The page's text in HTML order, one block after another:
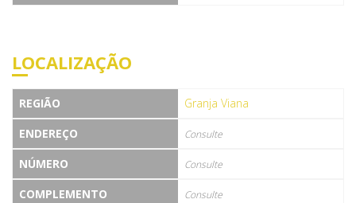
LOCALIZAÇÃO
REGIÃO
Granja Viana
ENDEREÇO
Consulte
NÚMERO Consulte
COMPLEMENTO Consulte